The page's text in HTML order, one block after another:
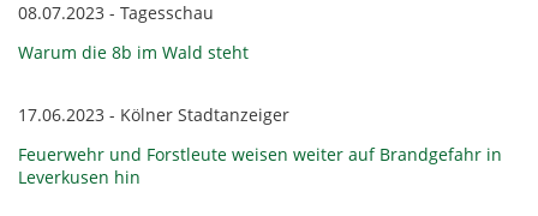
08.07.2023 - Tagesschau
Warum die 8b im Wald steht
17.06.2023 - Kölner Stadtanzeiger
Feuerwehr und Forstleute weisen weiter auf Brandgefahr in
Leverkusen hin